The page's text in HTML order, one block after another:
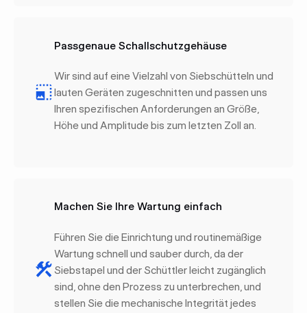
Passgenaue Schallschutzgehäuse
Wir sind auf eine Vielzahl von Siebschütteln und
lauten Geräten zugeschnitten und passen uns
Ihren spezifischen Anforderungen an Größe,
Höhe und Amplitude bis zum letzten Zoll an.
Machen Sie Ihre Wartung einfach
Führen Sie die Einrichtung und routinemäßige
Wartung schnell und sauber durch, da der
Siebstapel und der Schüttler leicht zugänglich
sind, ohne den Prozess zu unterbrechen, und
stellen Sie die mechanische Integrität jedes